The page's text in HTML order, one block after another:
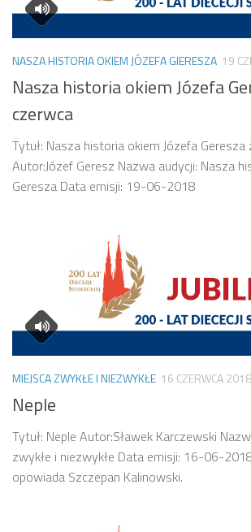
NASZA HISTORIA OKIEM JÓZEFA GIERESZA 19
Nasza historia okiem Józefa
czerwca
Tytuł: Nasza historia okiem Józefa
Autor:Józef Geresz Nazwa audycji: Nasza
Geresza Data emisji: 19-06-2018
MIEJSCA ZWYKŁE I NIEZWYKŁE 16 CZERWCA 2018
Neple
Tytuł: Neple Autor:Sławek Karczewski
zwykłe i niezwykłe Data emisji: 16-06-
opowiada Szczepan Kalinowski.